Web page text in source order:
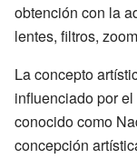
obtención con la
lentes, filtros,
La concepto
influenciado por
conocido como
concepción